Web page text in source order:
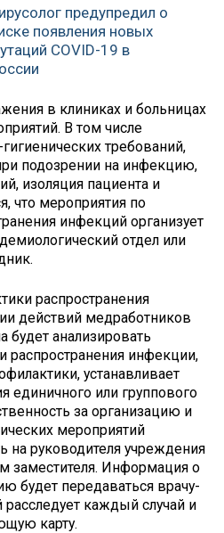
предупредил о
появления новых
COVID-19 в
в клиниках и больницах
В том числе
требований,
подозрении на инфекцию,
изоляция пациента и
что мероприятия по
инфекций организует
отдел или
распространения
действий медработников
будет анализировать
распространения инфекции,
устанавливает
единичного или группового
за организацию и
мероприятий
на руководителя учреждения
заместителя. Информация о
будет передаваться врачу-
каждый случай и
карту.